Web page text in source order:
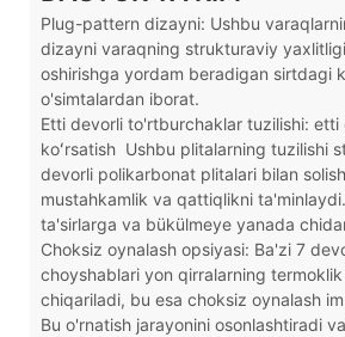
Plug-pattern dizayni: Ushbu
dizayni varaqning strukturaviy
oshirishga yordam beradigan sirtdagi
o'simtalardan iborat.
Etti devorli to'rtburchaklar tuzilishi: etti
koʻrsatish Ushbu plitalarning tuzilishi
devorli polikarbonat plitalari bilan
mustahkamlik va qattiqlikni
ta'sirlarga va bükülmeye yanada
Choksiz oynalash opsiyasi: Ba'zi 7
choyshablari yon qirralarning
chiqariladi, bu esa choksiz oynalash
Bu o'rnatish jarayonini osonlashtiradi